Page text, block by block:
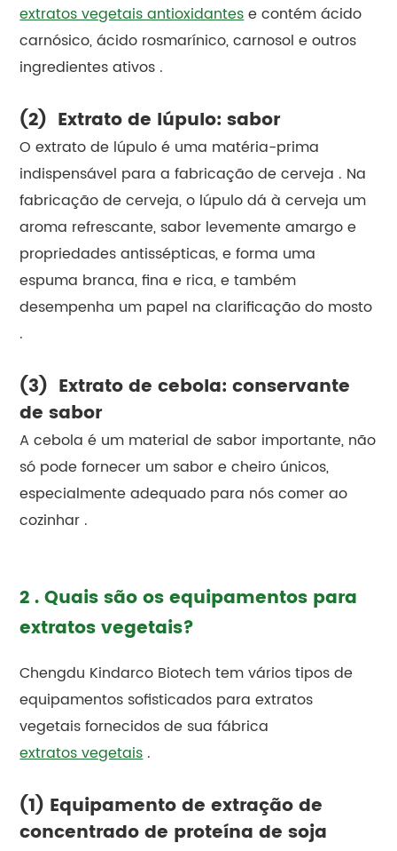
extratos vegetais antioxidantese contém ácido
carnósico, ácido rosmarínico, carnosol e outros
ingredientes ativos .
(2) Extrato de lúpulo: sabor
O extrato de lúpulo é uma matéria-prima
indispensável para a fabricação de cerveja . Na
fabricação de cerveja, o lúpulo dá à cerveja um
aroma refrescante, sabor levemente amargo e
propriedades antissépticas, e forma uma
espuma branca, fina e rica, e também
desempenha um papel na clarificação do mosto
.
(3) Extrato de cebola: conservante
de sabor
A cebola é um material de sabor importante, não
só pode fornecer um sabor e cheiro únicos,
especialmente adequado para nós comer ao
cozinhar .
2 . Quais são os equipamentos para
extratos vegetais?
Chengdu Kindarco Biotech tem vários tipos de
equipamentos sofisticados para extratos
vegetais fornecidos de sua fábrica
extratos vegetais.
(1) Equipamento de extração de
concentrado de proteína de soja